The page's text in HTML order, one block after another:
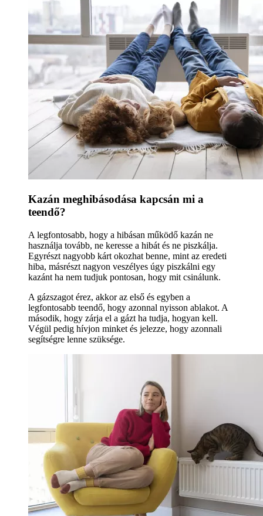
Kazán meghibásodása kapcsán mi a
teendő?
A legfontosabb, hogy a hibásan működő kazán ne
használja tovább, ne keresse a hibát és ne piszkálja.
Egyrészt nagyobb kárt okozhat benne, mint az eredeti
hiba, másrészt nagyon veszélyes úgy piszkálni egy
kazánt ha nem tudjuk pontosan, hogy mit csinálunk.
A gázszagot érez, akkor az első és egyben a
legfontosabb teendő, hogy azonnal nyisson ablakot. A
második, hogy zárja el a gázt ha tudja, hogyan kell.
Végül pedig hívjon minket és jelezze, hogy azonnali
segítségre lenne szüksége.